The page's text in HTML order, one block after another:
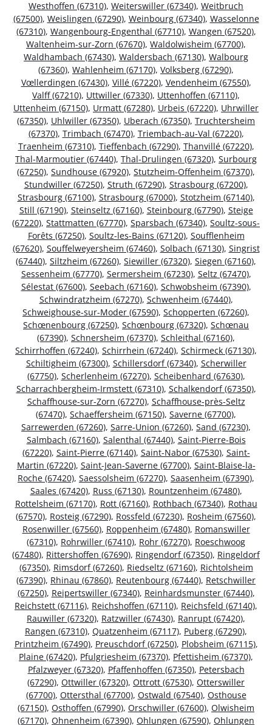
Westhoffen (67310), Weiterswiller (67340), Weitbruch
(67500), Weislingen (67290), Weinbourg (67340), Wasselonne
(67310), Wangenbourg-Engenthal (67710), Wangen (67520),
Waltenheim-sur-Zorn (67670), Waldolwisheim (67700),
Waldhambach (67430), Waldersbach (67130), Walbourg
(67360), Wahlenheim (67170), Volksberg (67290),
Vœllerdingen (67430), Villé (67220), Vendenheim (67550),
Valff (67210), Uttwiller (67330), Uttenhoffen (67110),
Uttenheim (67150), Urmatt (67280), Urbeis (67220), Uhrwiller
(67350), Uhlwiller (67350), Uberach (67350), Truchtersheim
(67370), Trimbach (67470), Triembach-au-Val (67220),
Traenheim (67310), Tieffenbach (67290), Thanvillé (67220),
Thal-Marmoutier (67440), Thal-Drulingen (67320), Surbourg
(67250), Sundhouse (67920), Stutzheim-Offenheim (67370),
Stundwiller (67250), Struth (67290), Strasbourg (67200),
Strasbourg (67100), Strasbourg (67000), Stotzheim (67140),
Still (67190), Steinseltz (67160), Steinbourg (67790), Steige
(67220), Stattmatten (67770), Sparsbach (67340), Soultz-sous-
Forêts (67250), Soultz-les-Bains (67120), Soufflenheim
(67620), Souffelweyersheim (67460), Solbach (67130), Singrist
(67440), Siltzheim (67260), Siewiller (67320), Siegen (67160),
Sessenheim (67770), Sermersheim (67230), Seltz (67470),
Sélestat (67600), Seebach (67160), Schwobsheim (67390),
Schwindratzheim (67270), Schwenheim (67440),
Schweighouse-sur-Moder (67590), Schopperten (67260),
Schœnenbourg (67250), Schœnbourg (67320), Schœnau
(67390), Schnersheim (67370), Schleithal (67160),
Schirrhoffen (67240), Schirrhein (67240), Schirmeck (67130),
Schiltigheim (67300), Schillersdorf (67340), Scherwiller
(67750), Scherlenheim (67270), Scheibenhard (67630),
Scharrachbergheim-Irmstett (67310), Schalkendorf (67350),
Schaffhouse-sur-Zorn (67270), Schaffhouse-près-Seltz
(67470), Schaeffersheim (67150), Saverne (67700),
Sarrewerden (67260), Sarre-Union (67260), Sand (67230),
Salmbach (67160), Salenthal (67440), Saint-Pierre-Bois
(67220), Saint-Pierre (67140), Saint-Nabor (67530), Saint-
Martin (67220), Saint-Jean-Saverne (67700), Saint-Blaise-la-
Roche (67420), Saessolsheim (67270), Saasenheim (67390),
Saales (67420), Russ (67130), Rountzenheim (67480),
Rottelsheim (67170), Rott (67160), Rothbach (67340), Rothau
(67570), Rosteig (67290), Rossfeld (67230), Rosheim (67560),
Rosenwiller (67560), Roppenheim (67480), Romanswiller
(67310), Rohrwiller (67410), Rohr (67270), Roeschwoog
(67480), Rittershoffen (67690), Ringendorf (67350), Ringeldorf
(67350), Rimsdorf (67260), Riedseltz (67160), Richtolsheim
(67390), Rhinau (67860), Reutenbourg (67440), Retschwiller
(67250), Reipertswiller (67340), Reinhardsmunster (67440),
Reichstett (67116), Reichshoffen (67110), Reichsfeld (67140),
Rauwiller (67320), Ratzwiller (67430), Ranrupt (67420),
Rangen (67310), Quatzenheim (67117), Puberg (67290),
Printzheim (67490), Preuschdorf (67250), Plobsheim (67115),
Plaine (67420), Pfulgriesheim (67370), Pfettisheim (67370),
Pfalzweyer (67320), Pfaffenhoffen (67350), Petersbach
(67290), Ottwiller (67320), Ottrott (67530), Otterswiller
(67700), Ottersthal (67700), Ostwald (67540), Osthouse
(67150), Osthoffen (67990), Orschwiller (67600), Olwisheim
(67170), Ohnenheim (67390), Ohlungen (67590), Ohlungen